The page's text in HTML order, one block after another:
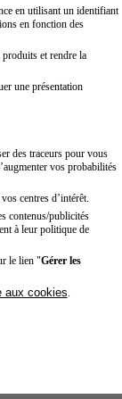
en utilisant un identifiant
en fonction des
et rendre la
une présentation
des traceurs pour vous
vos probabilités
centres d’intérêt.
contenus/publicités
à leur politique de
le lien "Gérer les
aux cookies